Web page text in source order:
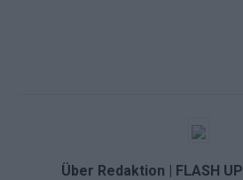
Über Redaktion | FLASH UP